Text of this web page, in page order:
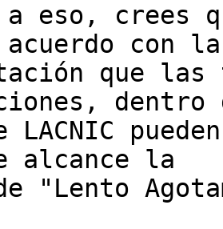
a eso,
con la
que las
dentro
LACNIC
alcance la
"Lento